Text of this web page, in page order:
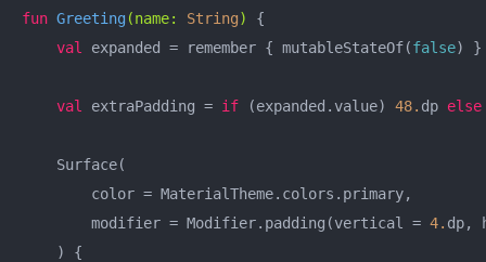
fun Greeting (name: String)
{
val
expanded = remember { mutableStateOf(false) }
val extraPadding = if (expanded.value) 48. dp else
    Surface(
        color = MaterialTheme.colors.primary,
        modifier = Modifier.padding(vertical =
4. dp,
    ) {